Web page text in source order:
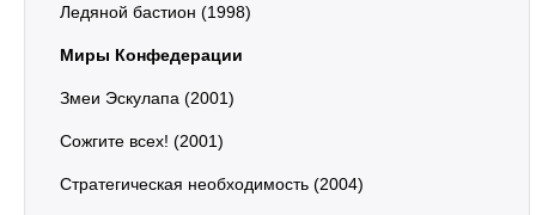
Ледяной бастион (1998)
Миры Конфедерации
Змеи Эскулапа (2001)
Сожгите всех! (2001)
Стратегическая необходимость (2004)